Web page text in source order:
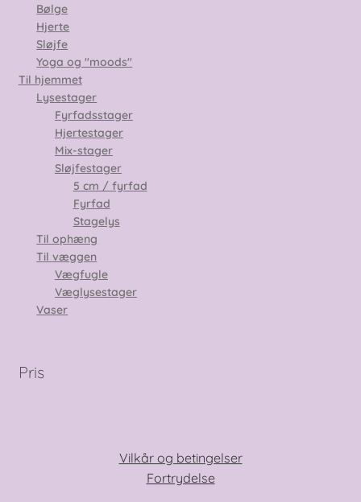
Bølge
Hjerte
Sløjfe
Yoga og "moods"
Til hjemmet
Lysestager
Fyrfadsstager
Hjertestager
Mix-stager
Sløjfestager
5 cm / fyrfad
Fyrfad
Stagelys
Til ophæng
Til væggen
Vægfugle
Væglysestager
Vaser
Pris
Vilkår og betingelser
Fortrydelse